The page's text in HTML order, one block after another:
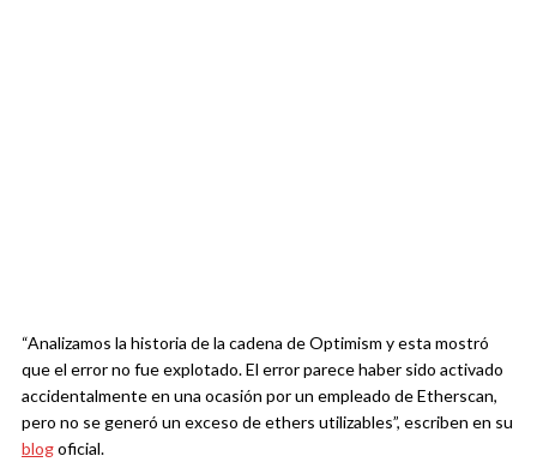
“Analizamos la historia de la cadena de Optimism y esta mostró
que el error no fue explotado. El error parece haber sido activado
accidentalmente en una ocasión por un empleado de Etherscan,
pero no se generó un exceso de ethers utilizables”, escriben en su
blogoficial.